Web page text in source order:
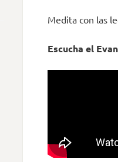
Medita con las
Escucha el